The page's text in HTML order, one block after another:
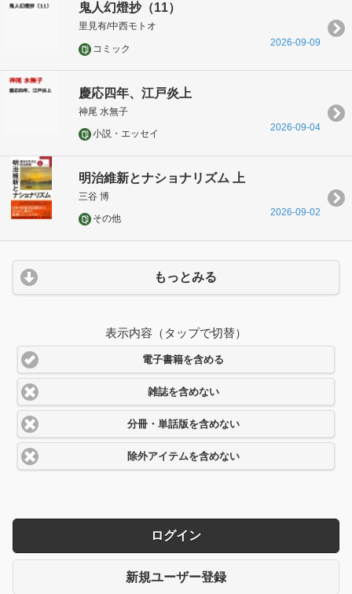
鬼人幻燈抄（11）
里見有/中西モトオ
コミック
2026-09-09
慶応四年、江戸炎上
神尾 水無子
小説・エッセイ
2026-09-04
明治維新とナショナリズム 上
三谷 博
その他
2026-09-02
もっとみる
表示内容（タップで切替）
電子書籍を含める
雑誌を含めない
分冊・単話版を含めない
除外アイテムを含めない
ログイン
新規ユーザー登録